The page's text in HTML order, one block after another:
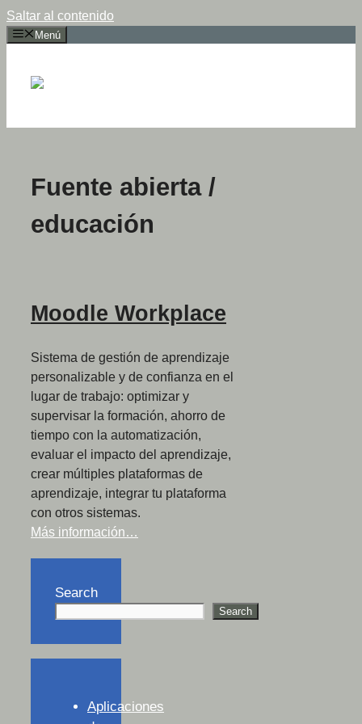
Saltar al contenido
Menú
Fuente abierta /
educación
Moodle Workplace
Sistema de gestión de aprendizaje
personalizable y de confianza en el
lugar de trabajo: optimizar y
supervisar la formación, ahorro de
tiempo con la automatización,
evaluar el impacto del aprendizaje,
crear múltiples plataformas de
aprendizaje, integrar tu plataforma
con otros sistemas.
Más información…
Search
Search
Aplicaciones